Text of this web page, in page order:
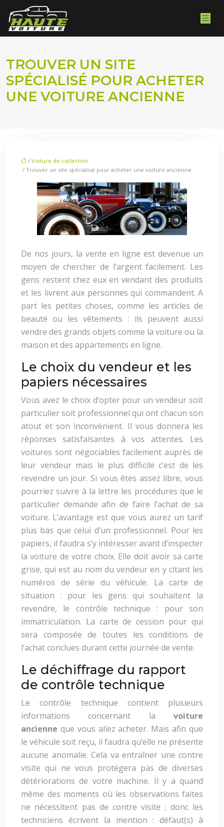
TROUVER UN SITE
SPÉCIALISÉ POUR ACHETER
UNE VOITURE ANCIENNE
/ Voiture de collection
/ Trouver un site spécialisé pour acheter une voiture ancienne
De nos jours, la vente en ligne est devenue un
moyen de chercher de l’argent facilement. Les
gens restent chez eux en vendant des produits
et les livrent aux personnes qui commandent. A
part les petites choses, comme les articles de
beauté ou les vêtements : ils peuvent aussi
vendre des grands objets comme la voiture ou la
maison et des appartements en ligne.
Le choix du vendeur et les
papiers nécessaires
Vous avez le choix d’opter pour un vendeur soit
particulier soit professionnel qui ont chacun son
atout et son inconvénient. Il vous donnera les
réponses satisfaisantes à vos attentes. Les
voitures sont négociables facilement auprès de
leur vendeur mais le plus difficile c’est de les
revendre un jour. Si vous êtes assez libre, vous
pourriez suivre à la lettre les procédures que le
particulier demande afin de faire l’achat de sa
voiture. L’avantage est que vous aurez un tarif
plus bas que celui d’un professionnel. Pour les
papiers, il faudra s’y intéresser avant d’inspecter
la voiture de votre choix. Elle doit avoir sa carte
grise, qui est au nom du vendeur en y citant les
numéros de série du véhicule. La carte de
situation : pour les gens qui souhaitent la
revendre, le contrôle technique : pour son
immatriculation. La carte de cession pour qui
sera composée de toutes les conditions de
l’achat conclues durant cette journée de vente.
Le déchiffrage du rapport
de contrôle technique
Le contrôle technique contient plusieurs
informations concernant la voiture
ancienne que vous allez acheter. Mais afin que
le véhicule soit reçu, il faudra qu’elle ne présente
aucune anomalie. Cela va entraîner une contre
visite qui ne vous protégera pas de diverses
détériorations de votre machine. Il y a quand
même des moments où les observations faites
ne nécessitent pas de contre visite ; donc les
techniciens écrivent la mention : défaut(s) à